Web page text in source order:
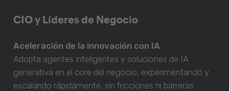
CIO y Líderes de Negocio
Aceleración de la innovación con IA
Adopta agentes inteligentes y soluciones de IA
generativa en el core del negocio, experimentando y
escalando rápidamente, sin fricciones ni barreras